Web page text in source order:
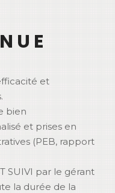
et
bien
et prises en
(PEB, rapport
SUIVI par le gérant
la durée de la